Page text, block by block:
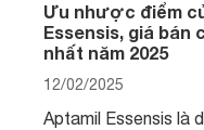
Ưu nhược điểm
Essensis, giá bán
nhất năm 2025
12/02/2025
Aptamil Essensis là